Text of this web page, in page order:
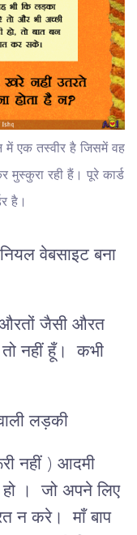
में एक तस्वीर है जिसमें वह
रही हैं। पूरे कार्ड
है।
वेबसाइट बना
जैसी औरत
नहीं हूँ। कभी
लड़की
नहीं ) आदमी
हो । जो अपने लिए
न करे। माँ बाप